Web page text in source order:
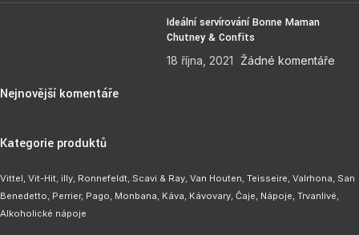
Ideální servírování Bonne Maman
Chutney & Confits
18 října, 2021 Žádné komentáře
Nejnovější komentáře
Kategorie produktů
Vittel, Vit-Hit illy Ronnefeldt Scavi & Ray Van Houten Teisseire Valrhona San
Benedetto Perrier, Pago Monbana Káva Kávovary Čaje Nápoje Trvanlivé
Alkoholické nápoje